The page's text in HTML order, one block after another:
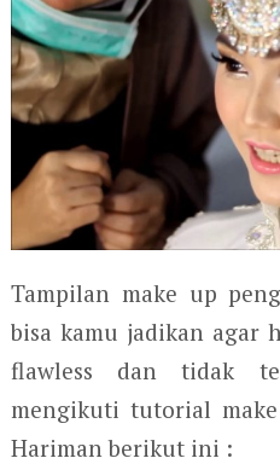
Tampilan make up
bisa kamu jadikan agar
flawless dan tidak
mengikuti tutorial
Hariman berikut ini :